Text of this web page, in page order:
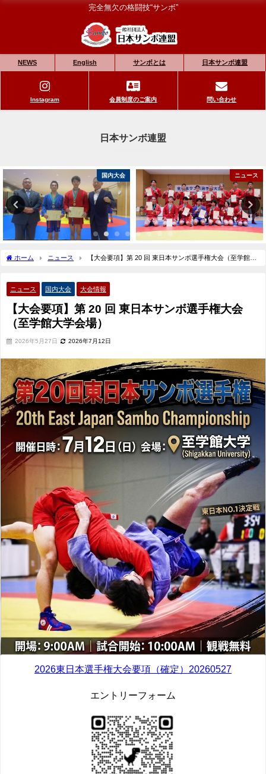
完全無欠の格闘技“サンボ”
NEWS English サンボとは 日本サンボ連盟
Instagram 会員制度のご案内 問い合わせ
日本サンボ連盟
国内大会 ニュース
ホーム ニュース
【大会要項】第 20 回 東日本サンボ選手権大会（至学館大
ニュース 国内大会 大会情報
【大会要項】第 20 回 東日本サンボ選手権大会
（至学館大学会場）
2026年5月27日 2026年7月12日
2026東日本選手権大会要項（確定）20260527
エントリーフォーム